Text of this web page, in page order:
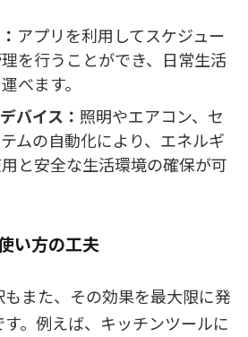
アプリを利用してスケジュー
を行うことができ、日常生活
べます。
バイス： 照明やエアコン、セ
ムの自動化により、エネルギ
と安全な生活環境の確保が可
い方の工夫
また、その効果を最大限に発
。例えば、キッチンツールに